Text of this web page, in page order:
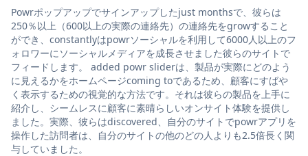
Powrポップアップでサインアップしたjust monthsで、彼らは
250％以上（600以上の実際の連絡先）の連絡先をgrowすること
ができ、constantlyはpowrソーシャルを利用して6000人以上のフ
ォロワーにソーシャルメディアを成長させました彼らのサイトで
フィードします。 added powr sliderは、製品が実際にどのよう
に見えるかをホームページcoming toであるため、顧客にすばや
く表示するための視覚的な方法です。それは彼らの製品を上手に
紹介し、シームレスに顧客に素晴らしいオンサイト体験を提供し
ました。実際、彼らはdiscovered、自分のサイトでpowrアプリを
操作した訪問者は、自分のサイトの他のどの人よりも2.5倍長く関
与していました。